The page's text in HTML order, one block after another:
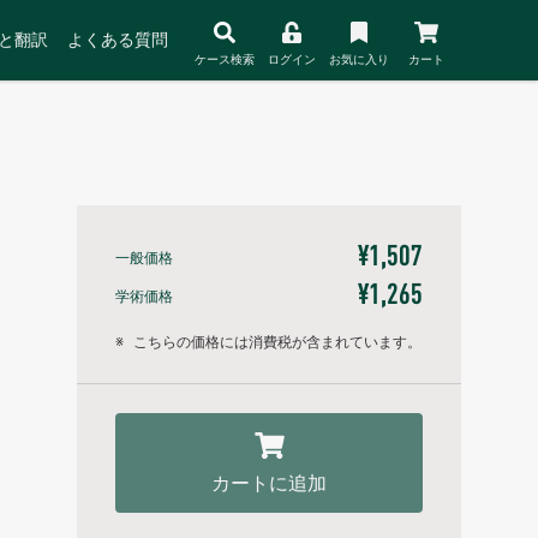
翻訳 よくある質問
ケース検索 ログイン お気に入り カート
一般価格 ¥1,507
学術価格 ¥1,265
※ こちらの価格には消費税が含まれています。
カートに追加